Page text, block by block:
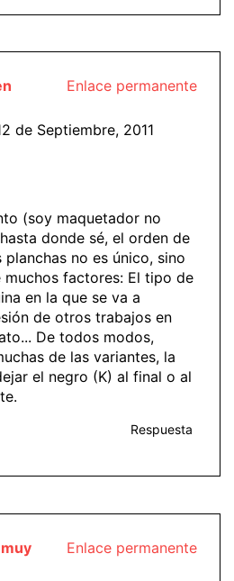
Enlace permanente
de Septiembre, 2011
(soy maquetador no
donde sé, el orden de
planchas no es único, sino
muchos factores: El tipo de
en la que se va a
de otros trabajos en
De todos modos,
de las variantes, la
el negro (K) al final o al
Respuesta
Enlace permanente